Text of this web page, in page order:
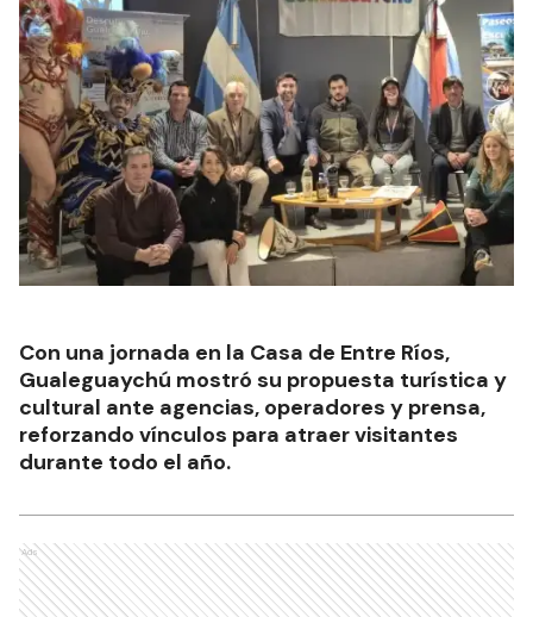
Con una jornada en la Casa de Entre Ríos,
Gualeguaychú mostró su propuesta turística y
cultural ante agencias, operadores y prensa,
reforzando vínculos para atraer visitantes
durante todo el año.
Ads